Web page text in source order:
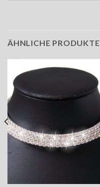
ÄHNLICHE PRODUKTE